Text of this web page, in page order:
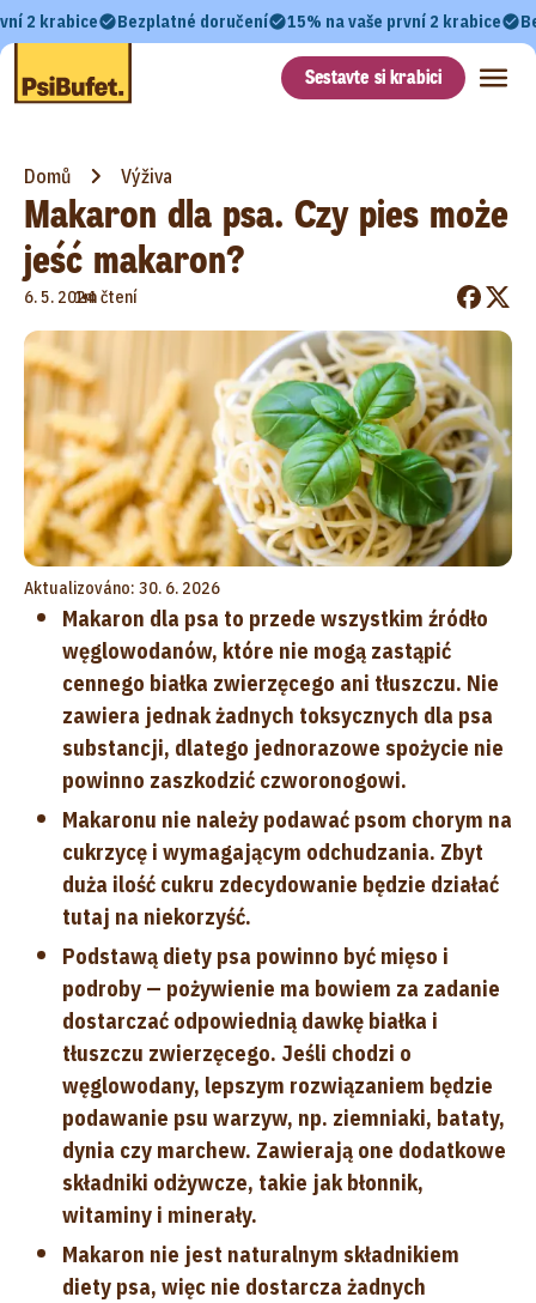
2 krabice Bezplatné doručení 15% na vaše první 2 krabice
Sestavte si krabici
Domů Výživa
Makaron dla psa. Czy pies może
jeść makaron?
6. 5. 2024
•
1m čtení
Aktualizováno: 30. 6. 2026
Makaron dla psa to przede wszystkim źródło
węglowodanów, które nie mogą zastąpić
cennego białka zwierzęcego ani tłuszczu. Nie
zawiera jednak żadnych toksycznych dla psa
substancji, dlatego jednorazowe spożycie nie
powinno zaszkodzić czworonogowi.
Makaronu nie należy podawać psom chorym na
cukrzycę i wymagającym odchudzania. Zbyt
duża ilość cukru zdecydowanie będzie działać
tutaj na niekorzyść.
Podstawą diety psa powinno być mięso i
podroby — pożywienie ma bowiem za zadanie
dostarczać odpowiednią dawkę białka i
tłuszczu zwierzęcego. Jeśli chodzi o
węglowodany, lepszym rozwiązaniem będzie
podawanie psu warzyw, np. ziemniaki, bataty,
dynia czy marchew. Zawierają one dodatkowe
składniki odżywcze, takie jak błonnik,
witaminy i minerały.
Makaron nie jest naturalnym składnikiem
diety psa, więc nie dostarcza żadnych